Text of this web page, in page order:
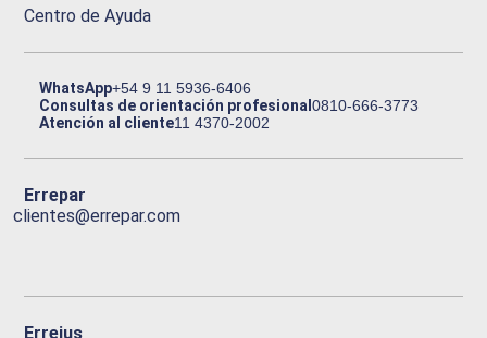
Centro de Ayuda
WhatsApp+54 9 11 5936-6406
Consultas de orientación profesional0810-666-3773
Atención al cliente11 4370-2002
Errepar
clientes@errepar.com
Erreius